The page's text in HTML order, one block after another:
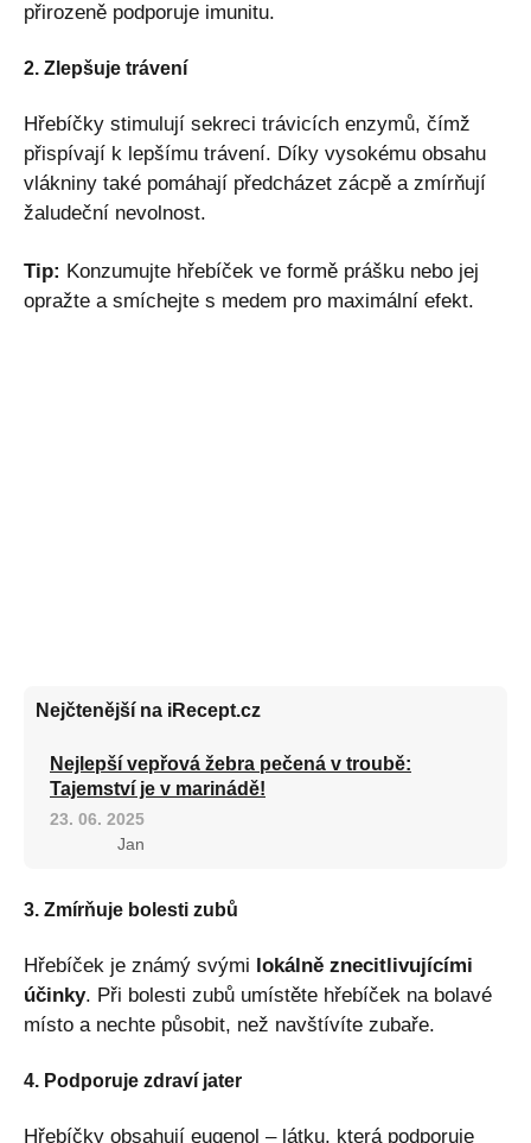
přirozeně podporuje imunitu.
2. Zlepšuje trávení
Hřebíčky stimulují sekreci trávicích enzymů, čímž
přispívají k lepšímu trávení. Díky vysokému obsahu
vlákniny také pomáhají předcházet zácpě a zmírňují
žaludeční nevolnost.
Tip: Konzumujte hřebíček ve formě prášku nebo jej
opražte a smíchejte s medem pro maximální efekt.
Nejčtenější na iRecept.cz
Nejlepší vepřová žebra pečená v troubě:
Tajemství je v marinádě!
23. 06. 2025
Jan
3. Zmírňuje bolesti zubů
Hřebíček je známý svými lokálně znecitlivujícími
účinky. Při bolesti zubů umístěte hřebíček na bolavé
místo a nechte působit, než navštívíte zubaře.
4. Podporuje zdraví jater
Hřebíčky obsahují eugenol – látku, která podporuje